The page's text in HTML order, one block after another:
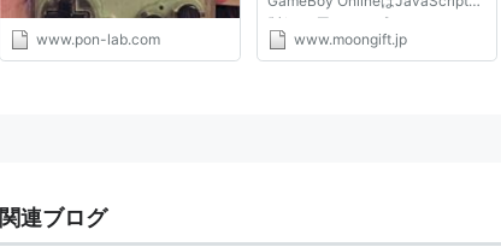
www.pon-lab.com
製/Web用のオープンソース・ソ
フトウェア。筆者は殆どゲームを
www.moongift.jp
関連ブログ